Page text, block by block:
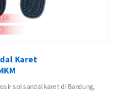
Karet
sol sandal karet di Bandung,